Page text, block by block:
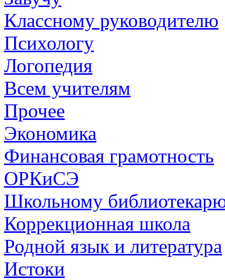
Классному руководителю
Психологу
Логопедия
Всем учителям
Прочее
Экономика
Финансовая грамотность
ОРКиСЭ
Школьному
Коррекционная школа
Родной язык и литература
Истоки